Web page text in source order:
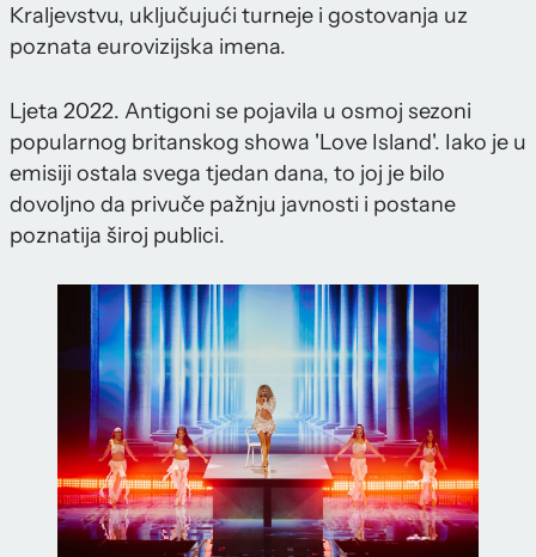
Kraljevstvu, uključujući turneje i gostovanja uz
poznata eurovizijska imena.
Ljeta 2022. Antigoni se pojavila u osmoj sezoni
popularnog britanskog showa 'Love Island'. Iako je u
emisiji ostala svega tjedan dana, to joj je bilo
dovoljno da privuče pažnju javnosti i postane
poznatija široj publici.